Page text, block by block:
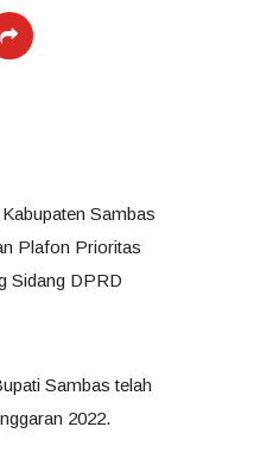
Sambas
Plafon Prioritas
Sidang DPRD
Sambas telah
2022.